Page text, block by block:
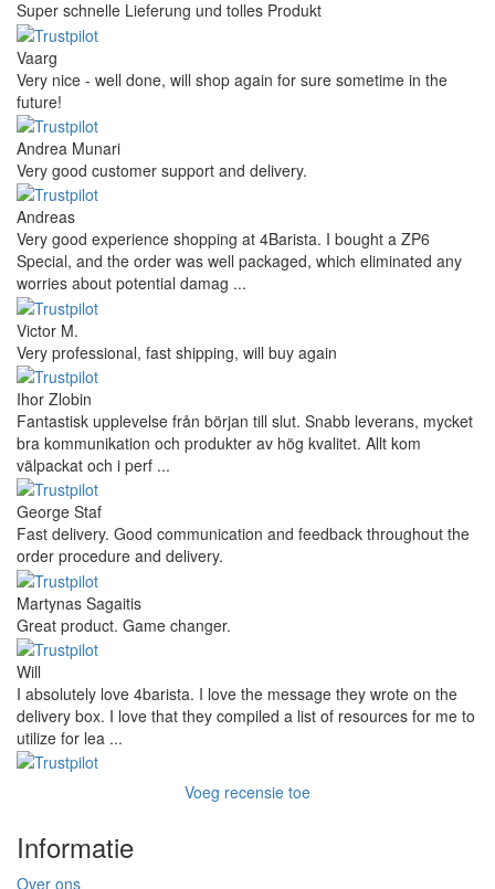
Super schnelle Lieferung und tolles Produkt
Vaarg
Very nice - well done, will shop again for sure sometime in the
future!
Andrea Munari
Very good customer support and delivery.
Andreas
Very good experience shopping at 4Barista. I bought a ZP6
Special, and the order was well packaged, which eliminated any
worries about potential damag ...
Victor M.
Very professional, fast shipping, will buy again
Ihor Zlobin
Fantastisk upplevelse från början till slut. Snabb leverans, mycket
bra kommunikation och produkter av hög kvalitet. Allt kom
välpackat och i perf ...
George Staf
Fast delivery. Good communication and feedback throughout the
order procedure and delivery.
Martynas Sagaitis
Great product. Game changer.
Will
I absolutely love 4barista. I love the message they wrote on the
delivery box. I love that they compiled a list of resources for me to
utilize for lea ...
Voeg recensie toe
Informatie
Over ons